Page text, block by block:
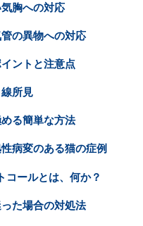
胸への対応
の異物への対応
ントと注意点
所見
る簡単な方法
病変のある猫の症例
コールとは、何か？
た場合の対処法